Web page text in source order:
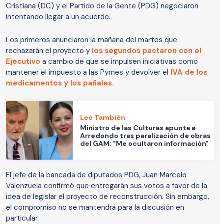
Cristiana (DC) y el Partido de la Gente (PDG) negociaron
intentando llegar a un acuerdo.
Los primeros anunciaron la mañana del martes que
rechazarán el proyecto y los segundos pactaron con el
Ejecutivo a cambio de que se impulsen iniciativas como
mantener el impuesto a las Pymes y devolver el IVA de los
medicamentos y los pañales.
Lee También
Ministro de las Culturas apunta a
Arredondo tras paralización de obras
del GAM: "Me ocultaron información"
El jefe de la bancada de diputados PDG, Juan Marcelo
Valenzuela confirmó que entregarán sus votos a favor de la
idea de legislar el proyecto de reconstrucción. Sin embargo,
el compromiso no se mantendrá para la discusión en
particular.